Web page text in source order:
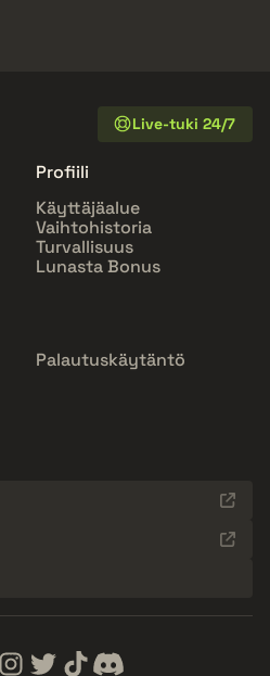
Live-tuki 24/7
Profiili
Käyttäjäalue
Vaihtohistoria
Turvallisuus
Lunasta Bonus
Palautuskäytäntö